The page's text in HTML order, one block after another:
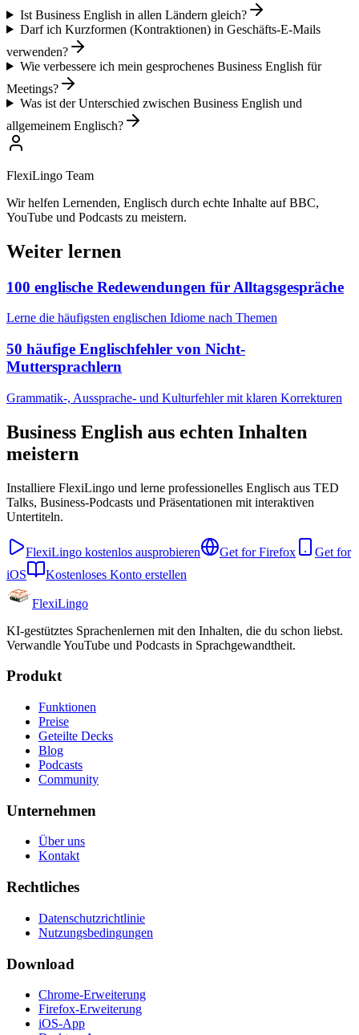
Ist Business English in allen Ländern gleich?
Darf ich Kurzformen (Kontraktionen) in Geschäfts-E-Mails
verwenden?
Wie verbessere ich mein gesprochenes Business English für
Meetings?
Was ist der Unterschied zwischen Business English und
allgemeinem Englisch?
FlexiLingo Team
Wir helfen Lernenden, Englisch durch echte Inhalte auf BBC,
YouTube und Podcasts zu meistern.
Weiter lernen
100 englische Redewendungen für Alltagsgespräche
Lerne die häufigsten englischen Idiome nach Themen
50 häufige Englischfehler von Nicht-
Muttersprachlern
Grammatik-, Aussprache- und Kulturfehler mit klaren Korrekturen
Business English aus echten Inhalten
meistern
Installiere FlexiLingo und lerne professionelles Englisch aus TED
Talks, Business-Podcasts und Präsentationen mit interaktiven
Untertiteln.
FlexiLingo kostenlos ausprobieren Get for Firefox
Get for
iOS
Kostenloses Konto erstellen
FlexiLingo
KI-gestütztes Sprachenlernen mit den Inhalten, die du schon liebst.
Verwandle YouTube und Podcasts in Sprachgewandtheit.
Produkt
Funktionen
Preise
Geteilte Decks
Blog
Podcasts
Community
Unternehmen
Über uns
Kontakt
Rechtliches
Datenschutzrichtlinie
Nutzungsbedingungen
Download
Chrome-Erweiterung
Firefox-Erweiterung
iOS-App